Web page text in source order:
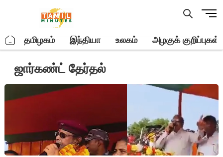
M
u
o
. தமிழகம் இந்தியா உலகம் அழகுக் குறிப்புகள்
ஜார்கண்ட் தேர்தல்